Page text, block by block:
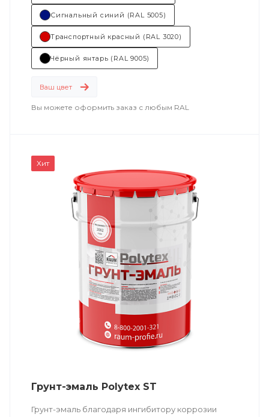
Сигнальный синий (RAL 5005)
Транспортный красный (RAL 3020)
Чёрный янтарь (RAL 9005)
Ваш цвет
Вы можете оформить заказ с любым RAL
Хит
Грунт-эмаль Polytex ST
Грунт-эмаль благодаря ингибитору коррозии